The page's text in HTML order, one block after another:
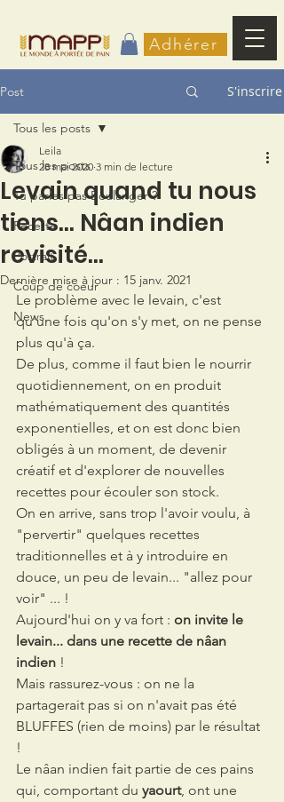
Adhérer
Post S'inscrire
Tous les posts
Tu parles pas Boulanger ?
Recette
Portrait
Coup de coeur
News
Tous les posts
Levain quand tu nous
tiens... Nâan indien
revisité...
Leila
28 mai 2020 3 min de lecture
Dernière mise à jour : 15 janv. 2021
Le problème avec le levain, c'est
qu'une fois qu'on s'y met, on ne pense
plus qu'à ça.
De plus, comme il faut bien le nourrir
quotidiennement, on en produit
mathématiquement des quantités
exponentielles, et on est donc bien
obligés à un moment, de devenir
créatif et d'explorer de nouvelles
recettes pour écouler son stock.
On en arrive, sans trop l'avoir voulu, à
"pervertir" quelques recettes
traditionnelles et à y introduire en
douce, un peu de levain... "allez pour
voir" ... !
Aujourd'hui on y va fort : on invite le
levain... dans une recette de nâan
indien !
Mais rassurez-vous : on ne la
partagerait pas si on n'avait pas été
BLUFFES (rien de moins) par le résultat
!
Le nâan indien fait partie de ces pains
qui, comportant du yaourt, ont une